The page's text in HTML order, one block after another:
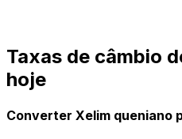
Taxas de câmbio
hoje
Converter Xelim queniano